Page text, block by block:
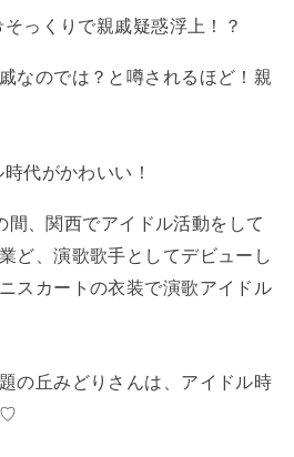
っくりで親戚疑惑浮上！？
のでは？と噂されるほど！親
代がかわいい！
、関西でアイドル活動をして
ど、演歌歌手としてデビューし
スカートの衣装で演歌アイドル
の丘みどりさんは、アイドル時
♡